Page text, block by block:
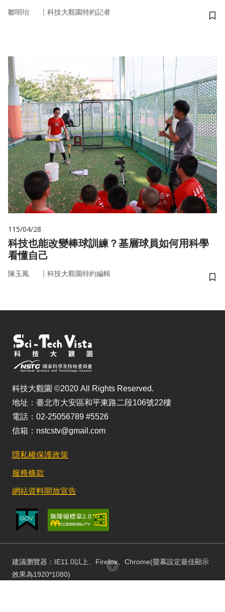
鄒明珆 ｜ 科技大觀園特約記者
儲
115/04/28
科技也能改變棒球訓練？基層球員如何用科學
看懂自己
陳玉鳳 ｜ 科技大觀園特約編輯
儲
科技大觀園 ©2020 All Rights Reserved.
地址：臺北市大安區和平東路二段106號22樓
電話：02-25056789 #5526
信箱：nstcstv@gmail.com
隱私權保護政策
服務條款
網站資料開放宣告
建議瀏覽器：IE11.0以上、Firefox、Chrome(螢幕設定最佳顯示
效果為1920*1080)
回頂部